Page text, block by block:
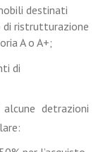
destinati
di ristrutturazione
A o A+;
di
detrazioni